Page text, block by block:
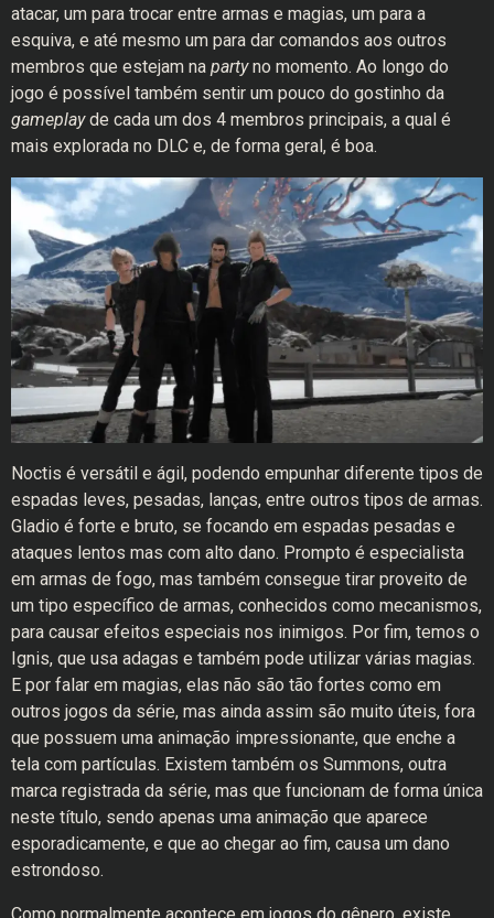
atacar, um para trocar entre armas e magias, um para a
esquiva, e até mesmo um para dar comandos aos outros
membros que estejam na partyno momento. Ao longo do
jogo é possível também sentir um pouco do gostinho da
gameplayde cada um dos 4 membros principais, a qual é
mais explorada no DLC e, de forma geral, é boa.
Noctis é versátil e ágil, podendo empunhar diferente tipos de
espadas leves, pesadas, lanças, entre outros tipos de armas.
Gladio é forte e bruto, se focando em espadas pesadas e
ataques lentos mas com alto dano. Prompto é especialista
em armas de fogo, mas também consegue tirar proveito de
um tipo específico de armas, conhecidos como mecanismos,
para causar efeitos especiais nos inimigos. Por fim, temos o
Ignis, que usa adagas e também pode utilizar várias magias.
E por falar em magias, elas não são tão fortes como em
outros jogos da série, mas ainda assim são muito úteis, fora
que possuem uma animação impressionante, que enche a
tela com partículas. Existem também os Summons, outra
marca registrada da série, mas que funcionam de forma única
neste título, sendo apenas uma animação que aparece
esporadicamente, e que ao chegar ao fim, causa um dano
estrondoso.